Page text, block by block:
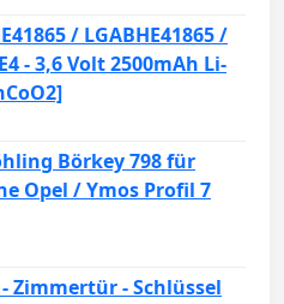
/ LGABHE41865 /
- 3,6 Volt 2500mAh Li-
Börkey 798 für
Opel / Ymos Profil 7
Zimmertür - Schlüssel